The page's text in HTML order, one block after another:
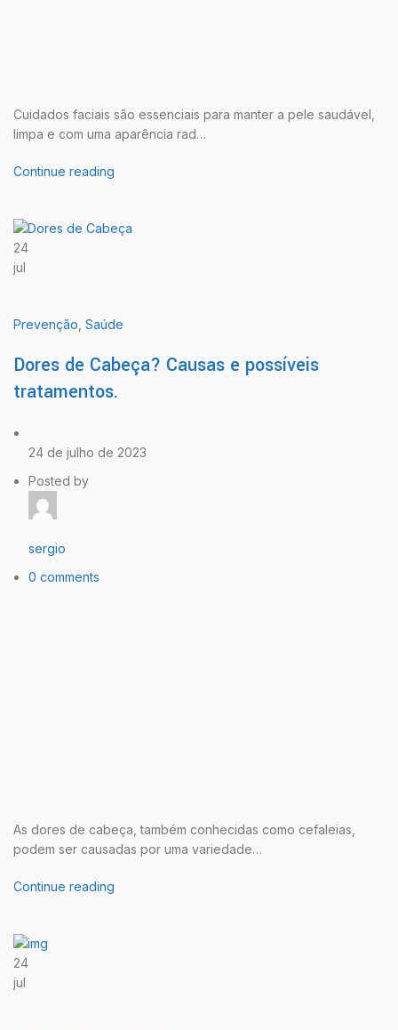
Cuidados faciais são essenciais para manter a pele saudável,
limpa e com uma aparência rad…
Continue reading
24
jul
Prevenção Saúde
Dores de Cabeça? Causas e possíveis
tratamentos.
24 de julho de 2023
Posted by
sergio
0 comments
As dores de cabeça, também conhecidas como cefaleias,
podem ser causadas por uma variedade…
Continue reading
24
jul